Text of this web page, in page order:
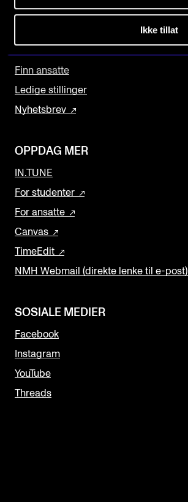
Ikke tillat
Om Norges musikkhøgskole
Finn ansatte
For ansatte og studenter
NYTTIGE LENKER
Finn ansatte
Ledige stillinger
Nyhetsbrev
OPPDAG MER
IN.TUNE
For studenter
For ansatte
Canvas
TimeEdit
NMH Webmail (direkte lenke til e-post)
SOSIALE MEDIER
Facebook
Instagram
YouTube
Threads